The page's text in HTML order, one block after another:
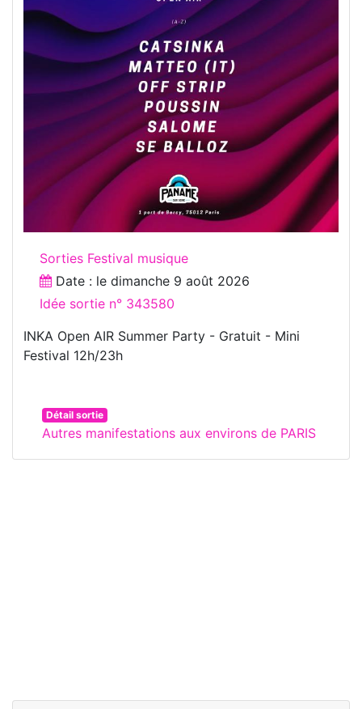
Sorties Festival musique
Date : le dimanche 9 août 2026
Idée sortie n° 343580
INKA Open AIR Summer Party - Gratuit - Mini
Festival 12h/23h
Détail sortie
Autres manifestations aux environs de PARIS